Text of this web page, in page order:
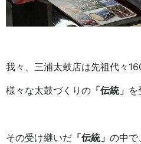
我々、三浦太鼓店は先祖代々
様々な太鼓づくりの 「伝統」 を
その受け継いだ 「伝統」 の中で、